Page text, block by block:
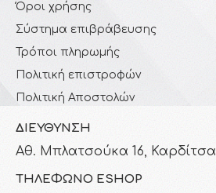
Όροι χρήσης
Σύστημα επιβράβευσης
Τρόποι πληρωμής
Πολιτική επιστροφών
Πολιτική Αποστολών
ΔΙΕΎΘΥΝΣΗ
Αθ. Μπλατσούκα 16, Καρδίτσα
ΤΗΛΈΦΩΝΟ ESHOP